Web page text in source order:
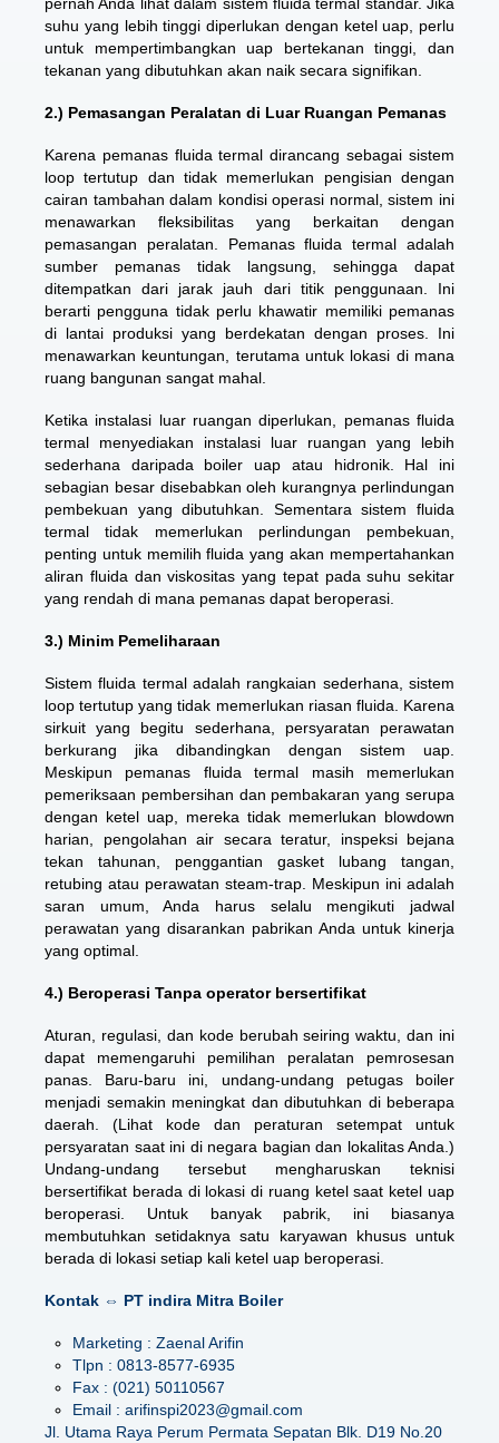
suhu yang lebih tinggi diperlukan dengan ketel uap, perlu
untuk mempertimbangkan uap bertekanan tinggi, dan
tekanan yang dibutuhkan akan naik secara signifikan.
2.) Pemasangan Peralatan di Luar Ruangan Pemanas
Karena pemanas fluida termal dirancang sebagai sistem
loop tertutup dan tidak memerlukan pengisian dengan
cairan tambahan dalam kondisi operasi normal, sistem ini
menawarkan fleksibilitas yang berkaitan dengan
pemasangan peralatan. Pemanas fluida termal adalah
sumber pemanas tidak langsung, sehingga dapat
ditempatkan dari jarak jauh dari titik penggunaan. Ini
berarti pengguna tidak perlu khawatir memiliki pemanas
di lantai produksi yang berdekatan dengan proses. Ini
menawarkan keuntungan, terutama untuk lokasi di mana
ruang bangunan sangat mahal.
Ketika instalasi luar ruangan diperlukan, pemanas fluida
termal menyediakan instalasi luar ruangan yang lebih
sederhana daripada boiler uap atau hidronik. Hal ini
sebagian besar disebabkan oleh kurangnya perlindungan
pembekuan yang dibutuhkan. Sementara sistem fluida
termal tidak memerlukan perlindungan pembekuan,
penting untuk memilih fluida yang akan mempertahankan
aliran fluida dan viskositas yang tepat pada suhu sekitar
yang rendah di mana pemanas dapat beroperasi.
3.) Minim Pemeliharaan
Sistem fluida termal adalah rangkaian sederhana, sistem
loop tertutup yang tidak memerlukan riasan fluida. Karena
sirkuit yang begitu sederhana, persyaratan perawatan
berkurang jika dibandingkan dengan sistem uap.
Meskipun pemanas fluida termal masih memerlukan
pemeriksaan pembersihan dan pembakaran yang serupa
dengan ketel uap, mereka tidak memerlukan blowdown
harian, pengolahan air secara teratur, inspeksi bejana
tekan tahunan, penggantian gasket lubang tangan,
retubing atau perawatan steam-trap. Meskipun ini adalah
saran umum, Anda harus selalu mengikuti jadwal
perawatan yang disarankan pabrikan Anda untuk kinerja
yang optimal.
4.) Beroperasi Tanpa operator bersertifikat
Aturan, regulasi, dan kode berubah seiring waktu, dan ini
dapat memengaruhi pemilihan peralatan pemrosesan
panas. Baru-baru ini, undang-undang petugas boiler
menjadi semakin meningkat dan dibutuhkan di beberapa
daerah. (Lihat kode dan peraturan setempat untuk
persyaratan saat ini di negara bagian dan lokalitas Anda.)
Undang-undang tersebut mengharuskan teknisi
bersertifikat berada di lokasi di ruang ketel saat ketel uap
beroperasi. Untuk banyak pabrik, ini biasanya
membutuhkan setidaknya satu karyawan khusus untuk
berada di lokasi setiap kali ketel uap beroperasi.
Kontak ⇔ PT indira Mitra Boiler
Marketing : Zaenal Arifin
Tlpn : 0813-8577-6935
Fax : (021) 50110567
Email : arifinspi2023@gmail.com
Jl. Utama Raya Perum Permata Sepatan Blk. D19 No.20